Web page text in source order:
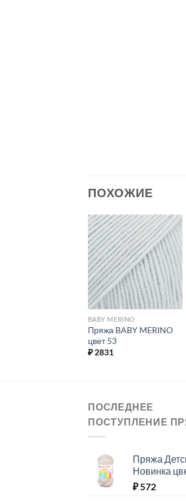
ПОХОЖИЕ
Добавить в
избранное.
BABY MERINO
Пряжа BABY MERINO
цвет 53
₽2831
ПОСЛЕДНЕЕ
ПОСТУПЛЕНИЕ
Пряжа
Новинка
₽572